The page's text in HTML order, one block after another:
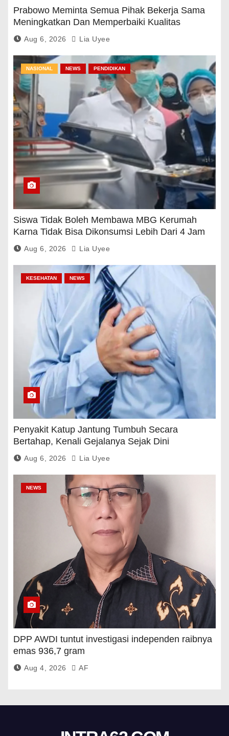
Prabowo Meminta Semua Pihak Bekerja Sama
Meningkatkan Dan Memperbaiki Kualitas
Pendidikan
Aug 6, 2026 Lia Uyee
NASIONAL NEWS PENDIDIKAN
Siswa Tidak Boleh Membawa MBG Kerumah
Karna Tidak Bisa Dikonsumsi Lebih Dari 4 Jam
Aug 6, 2026 Lia Uyee
KESEHATAN NEWS
Penyakit Katup Jantung Tumbuh Secara
Bertahap, Kenali Gejalanya Sejak Dini
Aug 6, 2026 Lia Uyee
NEWS
DPP AWDI tuntut investigasi independen raibnya
emas 936,7 gram
Aug 4, 2026 AF